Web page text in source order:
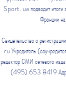
Sport. ua подводит
Франции
Свидетельство о
ru Учредитель
редактор СМИ сетевого
(495) 653 8419